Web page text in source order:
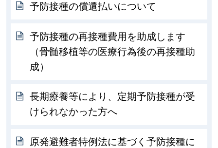
予防接種の償還払いについて
予防接種の再接種費用を助成します
（骨髄移植等の医療行為後の再接種助
成）
長期療養等により、定期予防接種が受
けられなかった方へ
原発避難者特例法に基づく予防接種に